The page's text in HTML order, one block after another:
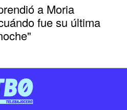
a Moria
fue su última